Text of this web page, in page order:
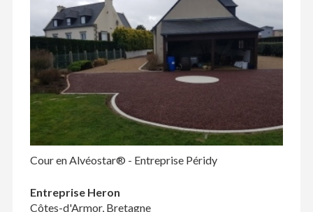
Cour en Alvéostar® - Entreprise Péridy
Entreprise Heron
Côtes-d'Armor, Bretagne